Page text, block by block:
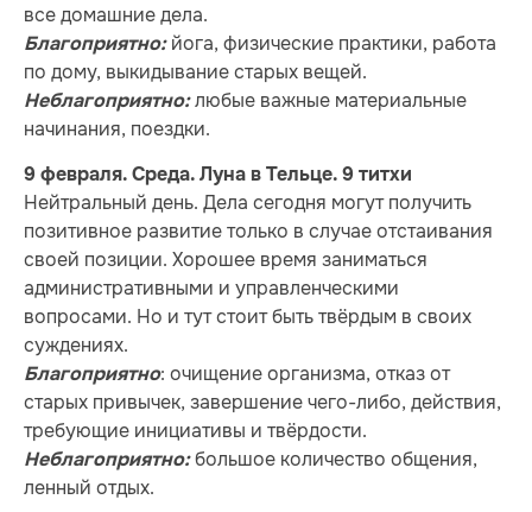
все домашние дела.
Благоприятно:йога, физические практики, работа
по дому, выкидывание старых вещей.
Неблагоприятно:любые важные материальные
начинания, поездки.
9 февраля. Среда. Луна в Тельце. 9 титхи
Нейтральный день. Дела сегодня могут получить
позитивное развитие только в случае отстаивания
своей позиции. Хорошее время заниматься
административными и управленческими
вопросами. Но и тут стоит быть твёрдым в своих
суждениях.
Благоприятно: очищение организма, отказ от
старых привычек, завершение чего-либо, действия,
требующие инициативы и твёрдости.
Неблагоприятно:большое количество общения,
ленный отдых.